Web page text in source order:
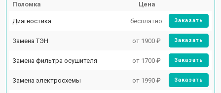
Поломка Цена
Диагностика бесплатно Заказать
Замена ТЭН от 1900 ₽ Заказать
Замена фильтра осушителя от 1700 ₽ Заказать
Замена электросхемы от 1990 ₽ Заказать